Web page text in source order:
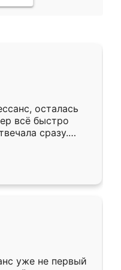
осталась
всё быстро
сразу.
подошёл к
Собрали
даже
уже не первый